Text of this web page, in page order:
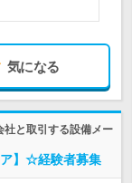
気になる
社と取引する設備メー
ア】☆経験者募集